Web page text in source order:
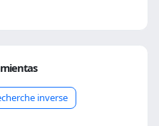
inverse